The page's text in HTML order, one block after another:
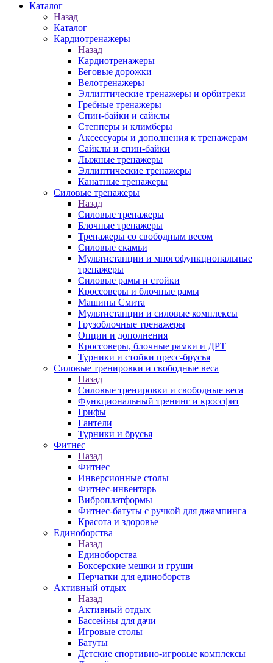
Каталог
Назад
Каталог
Кардиотренажеры
Назад
Кардиотренажеры
Беговые дорожки
Велотренажеры
Эллиптические тренажеры и орбитреки
Гребные тренажеры
Спин-байки и сайклы
Степперы и климберы
Аксессуары и дополнения к тренажерам
Сайклы и спин-байки
Лыжные тренажеры
Эллиптические тренажеры
Канатные тренажеры
Силовые тренажеры
Назад
Силовые тренажеры
Блочные тренажеры
Тренажеры со свободным весом
Силовые скамьи
Мультистанции и многофункциональные
тренажеры
Силовые рамы и стойки
Кроссоверы и блочные рамы
Машины Смита
Мультистанции и силовые комплексы
Грузоблочные тренажеры
Опции и дополнения
Кроссоверы, блочные рамки и ДРТ
Турники и стойки пресс-брусья
Силовые тренировки и свободные веса
Назад
Силовые тренировки и свободные веса
Функциональный тренинг и кроссфит
Грифы
Гантели
Турники и брусья
Фитнес
Назад
Фитнес
Инверсионные столы
Фитнес-инвентарь
Виброплатформы
Фитнес-батуты с ручкой для джампинга
Красота и здоровье
Единоборства
Назад
Единоборства
Боксерские мешки и груши
Перчатки для единоборств
Активный отдых
Назад
Активный отдых
Бассейны для дачи
Игровые столы
Батуты
Детские спортивно-игровые комплексы